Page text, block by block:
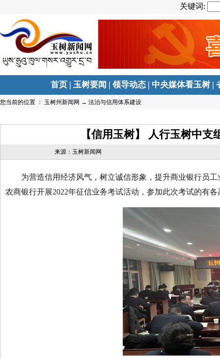
关键词:
首页 |玉树要闻 |领导动态 | 中央媒体看玉树 |
您当前的位置 ： 玉树州新闻网 → 法治与信用体系建设
【信用玉树】 人行玉树中
来源：玉树新闻网
为营造信用经济风气，树立诚信形象，提升商业银行员工
农商银行开展2022年征信业务考试活动，参加此次考试的有